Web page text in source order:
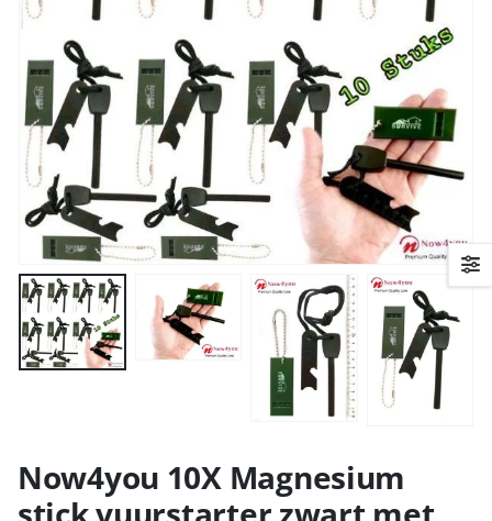
Now4you 10X Magnesium